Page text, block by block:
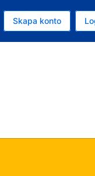
dollar
Skapa konto